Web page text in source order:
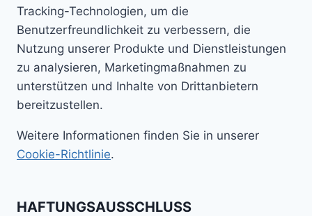
Tracking-Technologien, um die
Benutzerfreundlichkeit zu verbessern, die
Nutzung unserer Produkte und Dienstleistungen
zu analysieren, Marketingmaßnahmen zu
unterstützen und Inhalte von Drittanbietern
bereitzustellen.
Weitere Informationen finden Sie in unserer
Cookie-Richtlinie.
HAFTUNGSAUSSCHLUSS